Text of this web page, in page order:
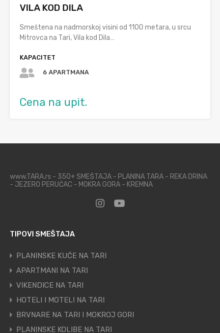
VILA KOD DILA
Smeštena na nadmorskoj visini od 1100 metara, u srcu
Mitrovca na Tari, Vila kod Dila…
KAPACITET
6 APARTMANA
Cena na upit.
www.TARA.rs - 350+ SMEŠTAJA - PLANINA TARA - REKA DRINA
- JEZERO PERUĆAC - MOKRA GORA - KREMNA
TIPOVI SMEŠTAJA
PLANINSKE KUĆE NA TARI
APARTMANI NA TARI
VIKENDICE NA TARI
HOTELI I MOTELI NA TARI
BRVNARE NA TARI I MOKROJ GORI
PLANINSKE KOLIBE NA TARI